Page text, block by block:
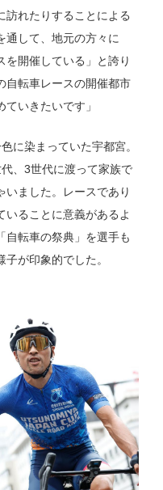
訪れたりすることによる
通して、地元の方々に
を開催している」と誇り
自転車レースの開催都市
いきたいです」
に染まっていた宇都宮。
、3世代に渡って家族で
いました。レースであり
いることに意義があるよ
自転車の祭典」を選手も
が印象的でした。